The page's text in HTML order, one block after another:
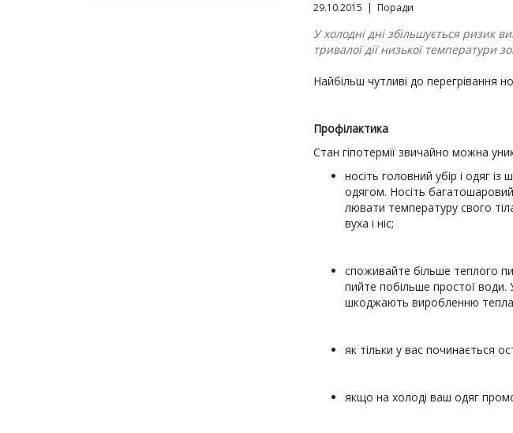
29.10.2015 | Поради
У холодні дні збільшується ризик
тривалої дії низької температури
Найбільш чутливі до перегрівання
Профілактика
Стан гіпотермії звичайно можна
носіть головний убір і одяг
одягом. Носіть
лювати температуру свого
вуха і ніс;
споживайте більше теплого
пийте побільше прос­тої води.
шкоджають виробленню тепла
як тільки у вас починається
якщо на холоді ваш одяг